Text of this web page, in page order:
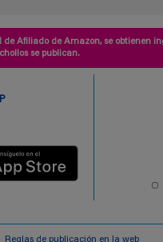
Afiliado de Amazon, se obtienen
se publican.
Reglas de publicación en la web